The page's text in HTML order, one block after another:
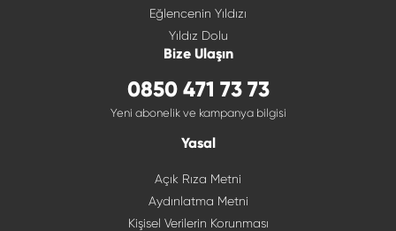
Eğlencenin Yıldızı
Yıldız Dolu
Bize Ulaşın
0850 471 73 73
Yeni abonelik ve kampanya bilgisi
Yasal
Açık Rıza Metni
Aydınlatma Metni
Kişisel Verilerin Korunması